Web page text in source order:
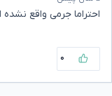
احتراما جرمی واقع
۰